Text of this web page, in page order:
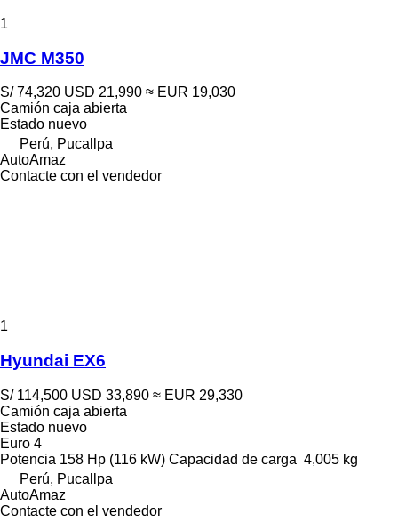
1
JMC M350
S/ 74,320 USD 21,990 ≈ EUR 19,030
Camión caja abierta
Estado nuevo
Perú, Pucallpa
AutoAmaz
Contacte con el vendedor
1
Hyundai EX6
S/ 114,500 USD 33,890 ≈ EUR 29,330
Camión caja abierta
Estado nuevo
Euro 4
Potencia 158 Hp (116 kW) Capacidad de carga 4,005 kg
Perú, Pucallpa
AutoAmaz
Contacte con el vendedor